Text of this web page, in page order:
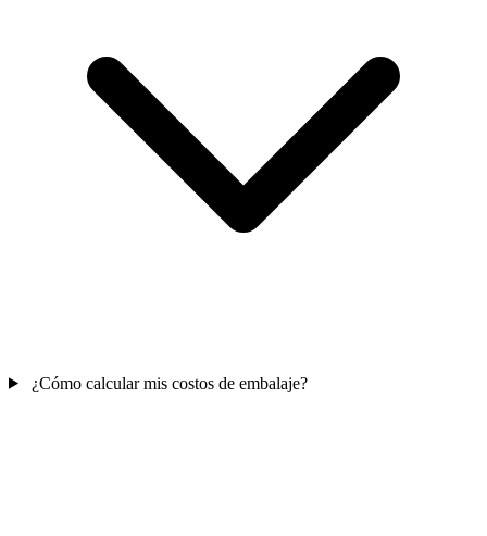
¿Cómo calcular mis costos de embalaje?